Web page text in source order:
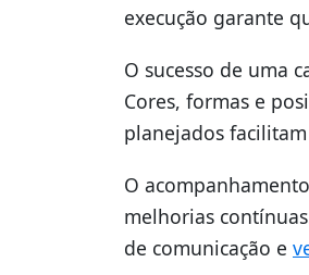
execução garante
O sucesso de uma
Cores, formas e
planejados
O
melhorias
de comunicação e